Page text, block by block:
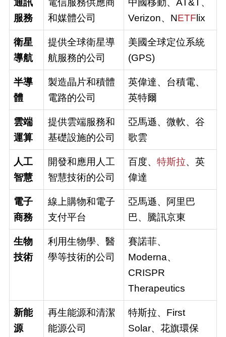
通訊
服務
電信服務供應商
和媒體公司
中國移動、AT&T、
Verizon、NETFlix
衛星
導航
提供全球衛星導
航服務的公司
美國全球定位系統
(GPS)
半導
體
製造晶片和積體
電路的公司
英偉達、台積電、
英特爾
雲端
運算
提供雲端服務和
基礎設施的公司
亞馬遜、微軟、谷
歌雲
人工
智慧
開發和應用人工
智慧技術的公司
百度、 特斯拉、英
偉達
電子
商務
線上購物和電子
支付平台
亞馬遜、阿里巴
巴、騰訊京東
生物
技術
利用生物學、醫
學等技術的公司
賽諾菲、
Moderna、
CRISPR
Therapeutics
新能
源
再生能源和清潔
能源公司
特斯拉、First
Solar、花旗環保